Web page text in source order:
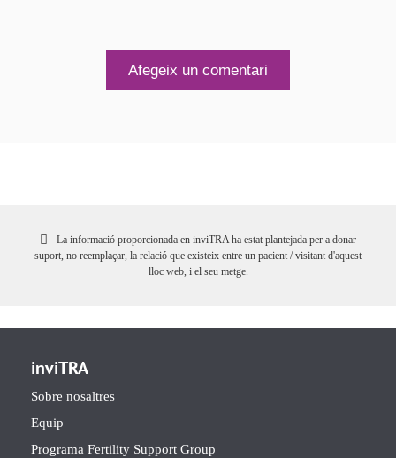
Afegeix un comentari
La informació proporcionada en inviTRA ha estat plantejada per a donar
suport, no reemplaçar, la relació que existeix entre un pacient / visitant d'aquest
lloc web, i el seu metge.
inviTRA
Sobre nosaltres
Equip
Programa Fertility Support Group